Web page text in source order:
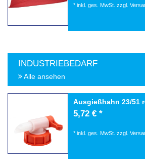
* inkl. ges. MwSt. zzgl.
INDUSTRIEBEDARF
Alle ansehen
Ausgießhahn 23/51
5,72 € *
* inkl. ges. MwSt. zzgl.